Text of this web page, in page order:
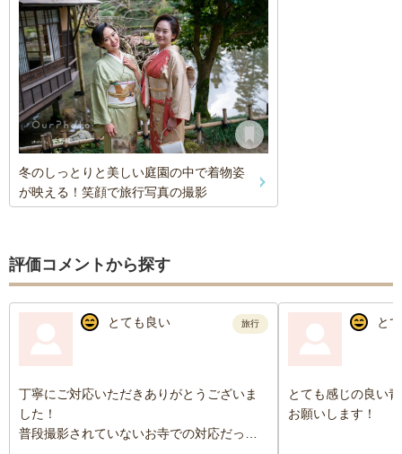
冬のしっとりと美しい庭園の中で着物姿
が映える！笑顔で旅行写真の撮影
評価コメントから探す
とても良い 旅行
丁寧にご対応いただきありがとうございま
した！
普段撮影されていないお寺での対応だった
と
とても感じの良い
お願いします！